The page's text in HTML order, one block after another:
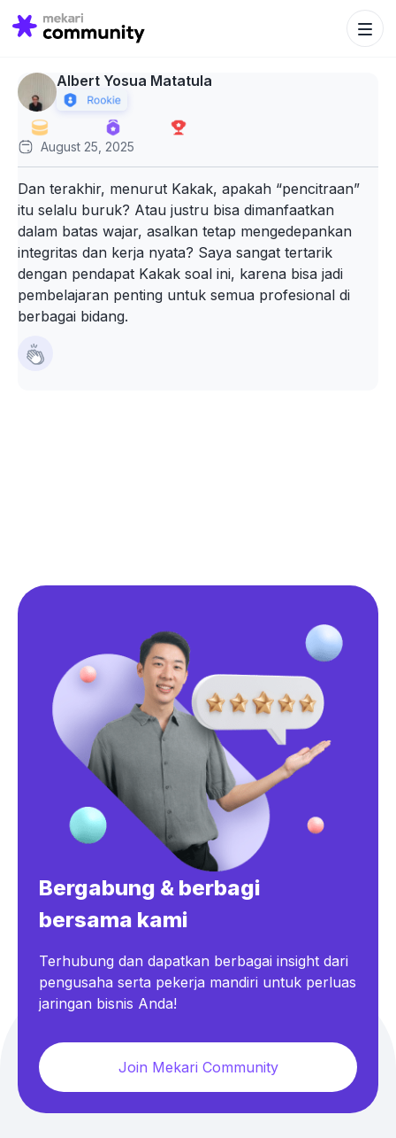
Search
for:
Search
Albert Yosua Matatula
August 25, 2025
Dan terakhir, menurut Kakak, apakah “pencitraan”
itu selalu buruk? Atau justru bisa dimanfaatkan
dalam batas wajar, asalkan tetap mengedepankan
integritas dan kerja nyata? Saya sangat tertarik
dengan pendapat Kakak soal ini, karena bisa jadi
pembelajaran penting untuk semua profesional di
berbagai bidang.
Bergabung & berbagi
bersama kami
Terhubung dan dapatkan berbagai insight dari
pengusaha serta pekerja mandiri untuk perluas
jaringan bisnis Anda!
Join Mekari Community